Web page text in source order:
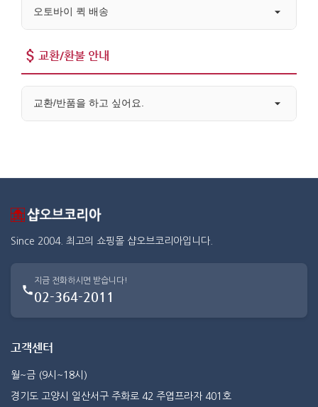
오토바이 퀵 배송
교환/환불 안내
교환/반품을 하고 싶어요.
Since 2004. 최고의 쇼핑몰 샵오브코리아입니다.
지금 전화하시면 받습니다!
02-364-2011
고객센터
월~금 (9시~18시)
경기도 고양시 일산서구 주화로 42 주엽프라자 401호